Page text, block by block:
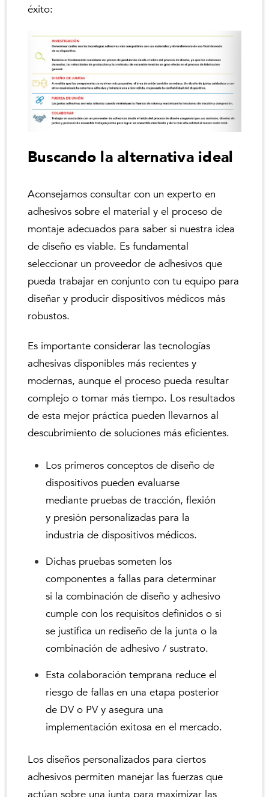
éxito:
Buscando la alternativa ideal
Aconsejamos consultar con un experto en
adhesivos sobre el material y el proceso de
montaje adecuados para saber si nuestra idea
de diseño es viable. Es fundamental
seleccionar un proveedor de adhesivos que
pueda trabajar en conjunto con tu equipo para
diseñar y producir dispositivos médicos más
robustos.
Es importante considerar las tecnologías
adhesivas disponibles más recientes y
modernas, aunque el proceso pueda resultar
complejo o tomar más tiempo. Los resultados
de esta mejor práctica pueden llevarnos al
descubrimiento de soluciones más eficientes.
Los primeros conceptos de diseño de
dispositivos pueden evaluarse
mediante pruebas de tracción, flexión
y presión personalizadas para la
industria de dispositivos médicos.
Dichas pruebas someten los
componentes a fallas para determinar
si la combinación de diseño y adhesivo
cumple con los requisitos definidos o si
se justifica un rediseño de la junta o la
combinación de adhesivo / sustrato.
Esta colaboración temprana reduce el
riesgo de fallas en una etapa posterior
de DV o PV y asegura una
implementación exitosa en el mercado.
Los diseños personalizados para ciertos
adhesivos permiten manejar las fuerzas que